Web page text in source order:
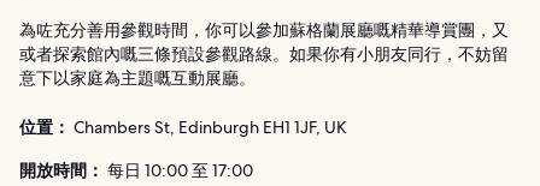
為咗充分善用參觀時間，你可以參加蘇格蘭展廳嘅精華導賞團，又
或者探索館內嘅三條預設參觀路線。如果你有小朋友同行，不妨留
意下以家庭為主題嘅互動展廳。
位置： Chambers St, Edinburgh EH1 1JF, UK
開放時間： 每日 10:00 至 17:00